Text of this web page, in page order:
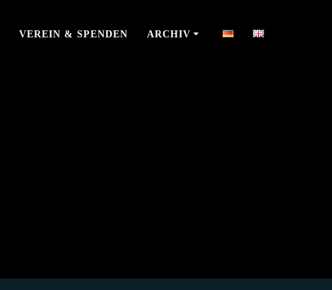
VEREIN & SPENDEN ARCHIV